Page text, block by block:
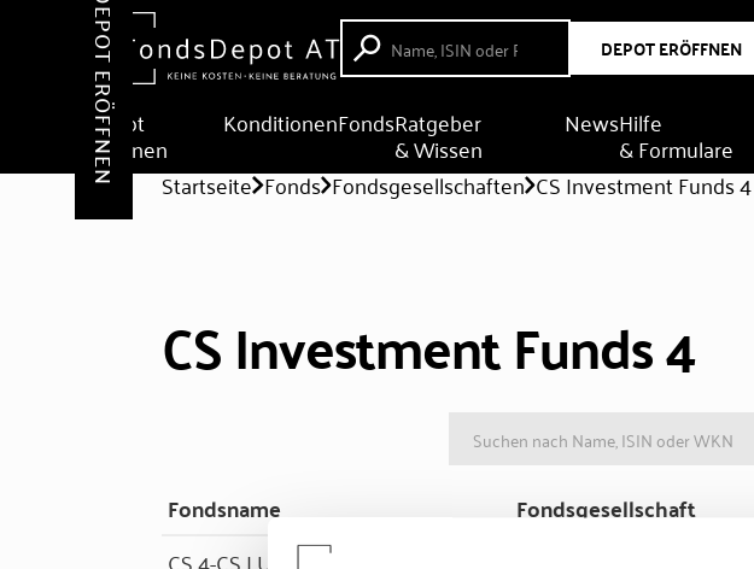
DEPOT ERÖFFNEN
Depot
eröffnen
KonditionenFondsRatgeber
& Wissen
NewsHilfe
& Formulare
DEPOT ERÖFFNEN Startseite Fonds Fondsgesellschaften CS Investment Funds 4
CS Investment Funds 4
Fondsname Fondsgesellschaft